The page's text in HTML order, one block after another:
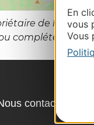
En
vous
Vous
de
compléter cette
contacter